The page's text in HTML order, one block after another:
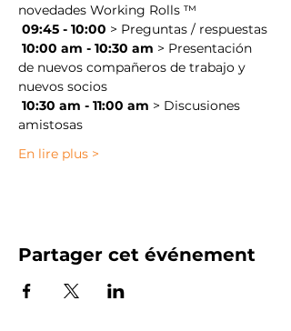
novedades Working Rolls ™
09:45 - 10:00 > Preguntas / respuestas
10:00 am - 10:30 am > Presentación
de nuevos compañeros de trabajo y
nuevos socios
10:30 am - 11:00 am > Discusiones
amistosas
En lire plus >
Partager cet événement